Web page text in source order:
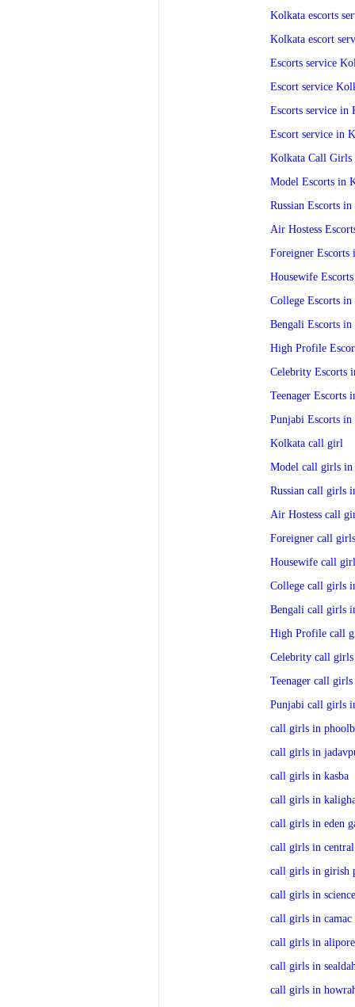
Kolkata escorts
Kolkata escort
Escorts service
Escort service
Escorts service in
Escort service in
Kolkata Call Girls
Model Escorts in
Russian Escorts
Air Hostess
Foreigner Escorts
Housewife
College Escorts
Bengali Escorts
High Profile
Celebrity Escorts
Teenager Escorts
Punjabi Escorts
Kolkata call girl
Model call girls in
Russian call girls
Air Hostess call
Foreigner call
Housewife call
College call girls
Bengali call girls
High Profile call
Celebrity call
Teenager call
Punjabi call girls
call girls in
call girls in
call girls in kasba
call girls in
call girls in eden
call girls in
call girls in girish
call girls in
call girls in camac
call girls in alipore
call girls in
call girls in